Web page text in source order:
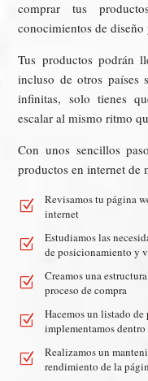
comprar tus
conocimientos de
Tus productos podrán
incluso de otros países
infinitas, solo tienes
escalar al mismo ritmo
Con unos sencillos
productos en internet de
Z
Revisamos tu página
internet
Z
Estudiamos las
de posicionamiento y
Z
Creamos una
proceso de compra
Z
Hacemos un listado
implementamos dentro
Z
Realizamos un
rendimiento de la